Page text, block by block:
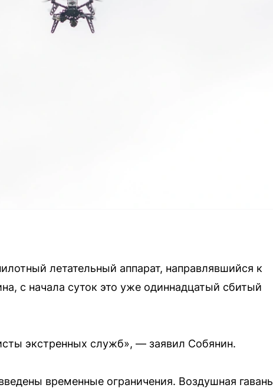
летательный аппарат, направлявшийся к
с начала суток это уже одиннадцатый сбитый
экстренных служб», — заявил Собянин.
временные ограничения. Воздушная гавань